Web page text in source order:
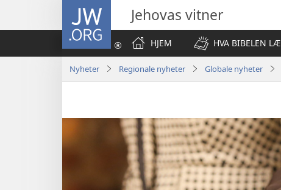
JW.ORG Jehovas vitner
HJEM
HVA BIBELEN
Nyheter Regionale nyheter Globale nyheter